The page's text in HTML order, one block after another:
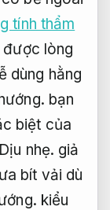
tính thẩm
được lòng
dùng hằng
bạn
biệt của
Dịu nhẹ. giả
bít vải dù
kiểu